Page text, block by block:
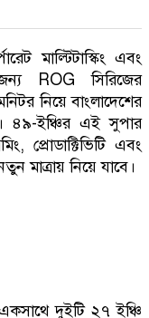
মাল্টিটাস্কিং এবং
ROG সিরিজের
নিয়ে বাংলাদেশের
৪৯-ইঞ্চির এই সুপার
প্রোডাক্টিভিটি এবং
মাত্রায় নিয়ে যাবে।
দুইটি ২৭ ইঞ্চি